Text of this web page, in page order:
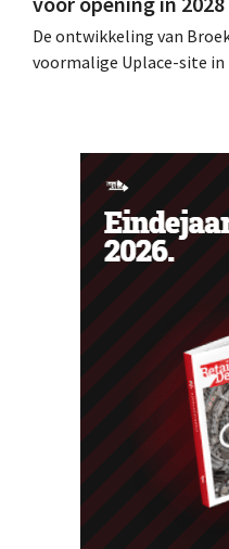
De ontwikkeling van
voormalige Uplace-site in